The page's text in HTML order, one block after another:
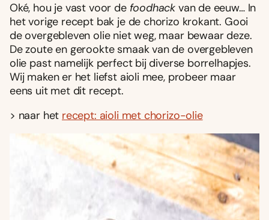
Oké, hou je vast voor de foodhack van de eeuw… In
het vorige recept bak je de chorizo krokant. Gooi
de overgebleven olie niet weg, maar bewaar deze.
De zoute en gerookte smaak van de overgebleven
olie past namelijk perfect bij diverse borrelhapjes.
Wij maken er het liefst aioli mee, probeer maar
eens uit met dit recept.
> naar het recept: aioli met chorizo-olie